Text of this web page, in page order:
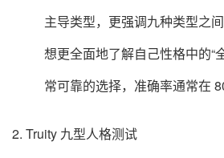
主导类型，更强调九种类型之
想更全面地了解自己性格中的“
常可靠的选择，准确率通常在
2. Truity 九型人格测试